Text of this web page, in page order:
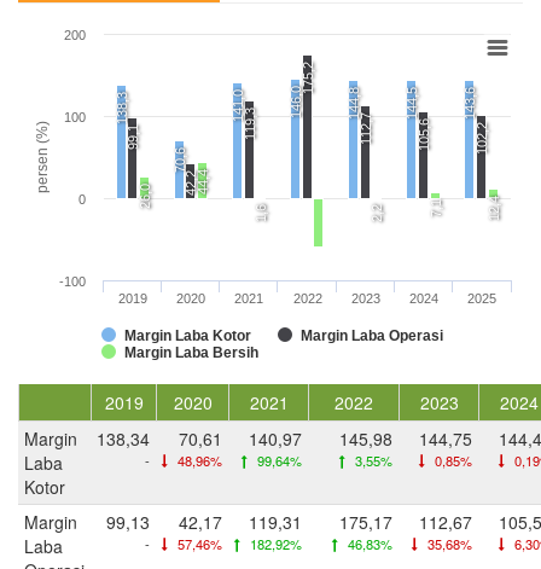
persen (%)
138,3
70,6
141,0 146,0 144,8 144,5 143,6
99,1
42,2
119,3
175,2
112,7
105,6 102,2
26,0
44,4
1,6 2,2 7,1 12,4
Margin Laba Kotor
Margin Laba Operasi
Margin Laba Bersih
2019 2020 2021 2022 2023 2024 2025
-100
0
100
200
2019 2020 2021 2022 2023
2024
Margin
Laba
Kotor
138,34
-
70,61
48,96%
140,97
99,64%
145,98
3,55%
144,75
0,85%
Margin
Laba
99,13
-
42,17
57,46%
119,31
182,92%
175,17
46,83%
112,67
35,68%